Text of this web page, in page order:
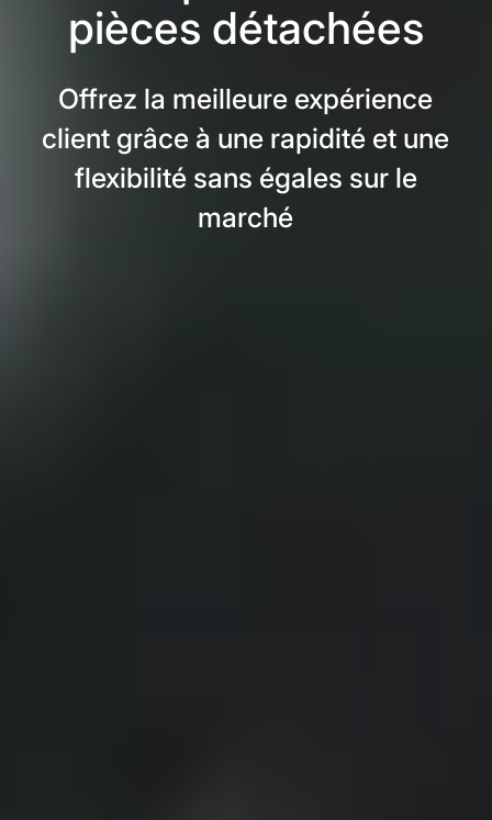
pièces détachées
Offrez la meilleure expérience
client grâce à une rapidité et une
flexibilité sans égales sur le
marché